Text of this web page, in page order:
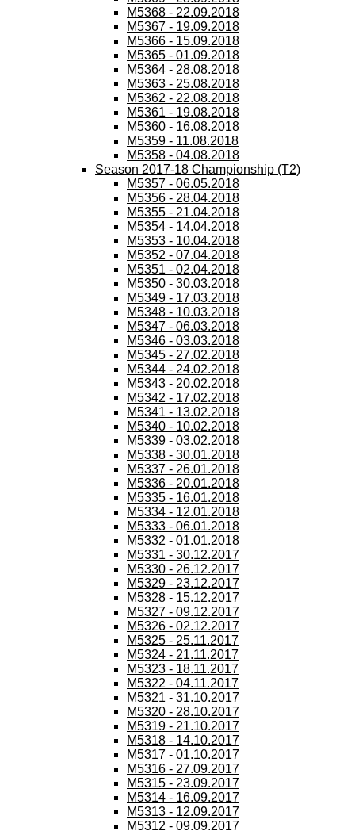
M5368 - 22.09.2018
M5367 - 19.09.2018
M5366 - 15.09.2018
M5365 - 01.09.2018
M5364 - 28.08.2018
M5363 - 25.08.2018
M5362 - 22.08.2018
M5361 - 19.08.2018
M5360 - 16.08.2018
M5359 - 11.08.2018
M5358 - 04.08.2018
Season 2017-18 Championship (T2)
M5357 - 06.05.2018
M5356 - 28.04.2018
M5355 - 21.04.2018
M5354 - 14.04.2018
M5353 - 10.04.2018
M5352 - 07.04.2018
M5351 - 02.04.2018
M5350 - 30.03.2018
M5349 - 17.03.2018
M5348 - 10.03.2018
M5347 - 06.03.2018
M5346 - 03.03.2018
M5345 - 27.02.2018
M5344 - 24.02.2018
M5343 - 20.02.2018
M5342 - 17.02.2018
M5341 - 13.02.2018
M5340 - 10.02.2018
M5339 - 03.02.2018
M5338 - 30.01.2018
M5337 - 26.01.2018
M5336 - 20.01.2018
M5335 - 16.01.2018
M5334 - 12.01.2018
M5333 - 06.01.2018
M5332 - 01.01.2018
M5331 - 30.12.2017
M5330 - 26.12.2017
M5329 - 23.12.2017
M5328 - 15.12.2017
M5327 - 09.12.2017
M5326 - 02.12.2017
M5325 - 25.11.2017
M5324 - 21.11.2017
M5323 - 18.11.2017
M5322 - 04.11.2017
M5321 - 31.10.2017
M5320 - 28.10.2017
M5319 - 21.10.2017
M5318 - 14.10.2017
M5317 - 01.10.2017
M5316 - 27.09.2017
M5315 - 23.09.2017
M5314 - 16.09.2017
M5313 - 12.09.2017
M5312 - 09.09.2017